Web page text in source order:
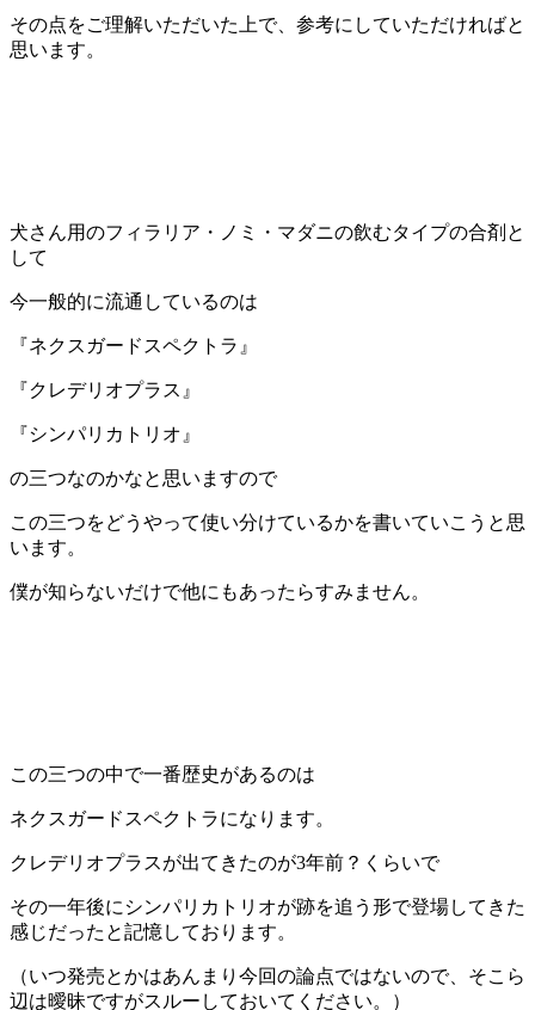
その点をご理解いただいた上で、参考にしていただければと
思います。
犬さん用のフィラリア・ノミ・マダニの飲むタイプの合剤と
して
今一般的に流通しているのは
『ネクスガードスペクトラ』
『クレデリオプラス』
『シンパリカトリオ』
の三つなのかなと思いますので
この三つをどうやって使い分けているかを書いていこうと思
います。
僕が知らないだけで他にもあったらすみません。
この三つの中で一番歴史があるのは
ネクスガードスペクトラになります。
クレデリオプラスが出てきたのが3年前？くらいで
その一年後にシンパリカトリオが跡を追う形で登場してきた
感じだったと記憶しております。
（いつ発売とかはあんまり今回の論点ではないので、そこら
辺は曖昧ですがスルーしておいてください。）